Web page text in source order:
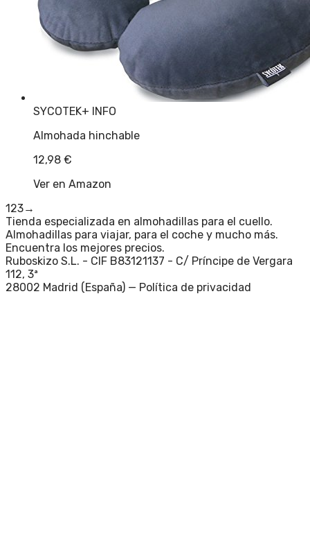
SYCOTEK+ INFO
Almohada hinchable
12,98 €
Ver en Amazon
123→
Tienda especializada en almohadillas para el cuello.
Almohadillas para viajar, para el coche y mucho más.
Encuentra los mejores precios.
Ruboskizo S.L. - CIF B83121137 - C/ Príncipe de Vergara
112, 3ª
28002 Madrid (España) — Política de privacidad